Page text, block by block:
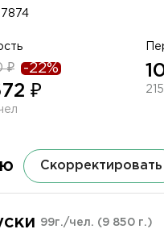
₽ -22%
₽
Скорректировать
99г./чел. (9 850 г.)